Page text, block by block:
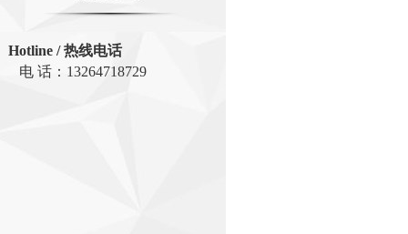
Hotline / 热线电话
电 话： 13264718729